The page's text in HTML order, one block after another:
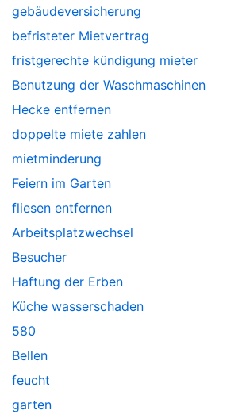
gebäudeversicherung
befristeter Mietvertrag
fristgerechte kündigung mieter
Benutzung der Waschmaschinen
Hecke entfernen
doppelte miete zahlen
mietminderung
Feiern im Garten
fliesen entfernen
Arbeitsplatzwechsel
Besucher
Haftung der Erben
Küche wasserschaden
580
Bellen
feucht
garten